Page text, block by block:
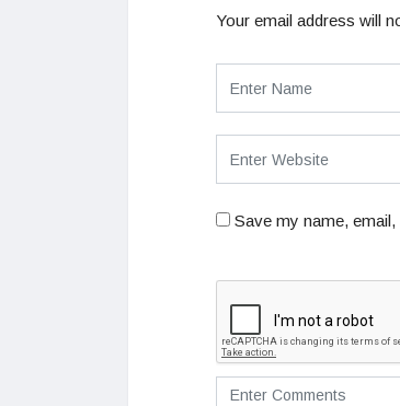
Your email address will
Save my name,